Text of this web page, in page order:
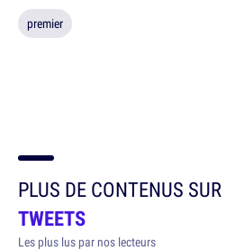
premier
PLUS DE CONTENUS SUR
TWEETS
Les plus lus par nos lecteurs